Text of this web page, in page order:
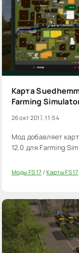
Карта
Farming
26 окт 2017, 11:54
Мод добавляет
12.0 для Farming
Моды FS 17/Карты FS 17